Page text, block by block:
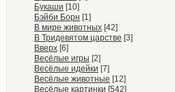
Букаши [10]
Бэйби Борн [1]
В мире животных [42]
В Тридевятом царстве [3]
Вверх [6]
Весёлые игры [2]
Весёлые идейки [7]
Весёлые животные [12]
Весёлые картинки [542]